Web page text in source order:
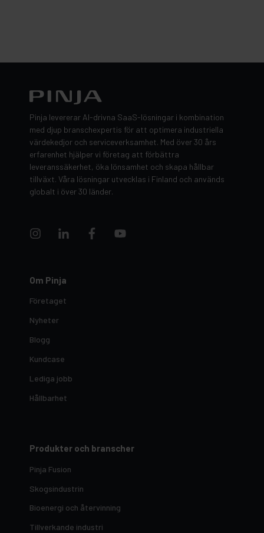
Pinja levererar AI-drivna SaaS-lösningar i kombination
med djup branschexpertis för att optimera industriella
värdekedjor och serviceverksamhet. Med över 30 års
erfarenhet hjälper vi företag att förbättra
leveranssäkerhet, öka lönsamhet och skapa hållbar
tillväxt. Våra lösningar utvecklas i Finland och används
globalt i över 30 länder.
Om Pinja
Företaget
Nyheter
Blogg
Kundcase
Lediga jobb
Hållbarhet
Produkter och branscher
Pinja Fusion
Skogsindustrin
Bioenergi och återvinning
Tillverkande industri